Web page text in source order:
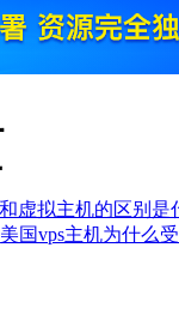
虚拟主机的区别是
美国vps主机为什么